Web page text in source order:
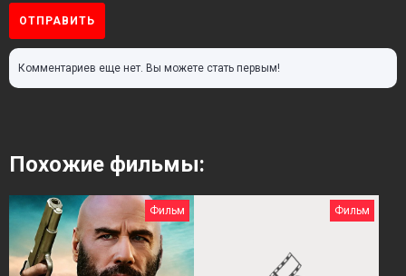
ОТПРАВИТЬ
Комментариев еще нет. Вы можете стать первым!
Похожие фильмы:
Фильм Фильм